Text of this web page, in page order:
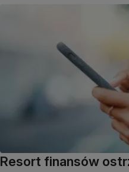
Resort finansów